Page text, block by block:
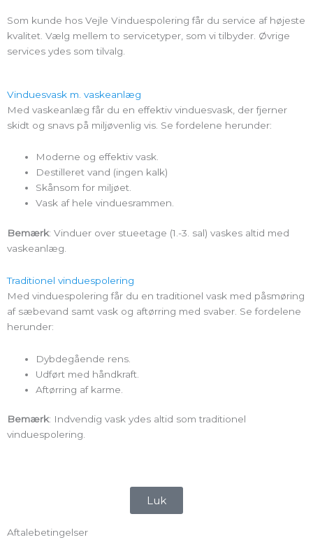
Som kunde hos Vejle Vinduespolering får du service af højeste
kvalitet. Vælg mellem to servicetyper, som vi tilbyder. Øvrige
services ydes som tilvalg.
Vinduesvask m. vaskeanlæg
Med vaskeanlæg får du en effektiv vinduesvask, der fjerner
skidt og snavs på miljøvenlig vis. Se fordelene herunder:
Moderne og effektiv vask.
Destilleret vand (ingen kalk)
Skånsom for miljøet.
Vask af hele vinduesrammen.
Bemærk: Vinduer over stueetage (1.-3. sal) vaskes altid med
vaskeanlæg.
Traditionel vinduespolering
Med vinduespolering får du en traditionel vask med påsmøring
af sæbevand samt vask og aftørring med svaber. Se fordelene
herunder:
Dybdegående rens.
Udført med håndkraft.
Aftørring af karme.
Bemærk: Indvendig vask ydes altid som traditionel
vinduespolering.
Luk
Aftalebetingelser